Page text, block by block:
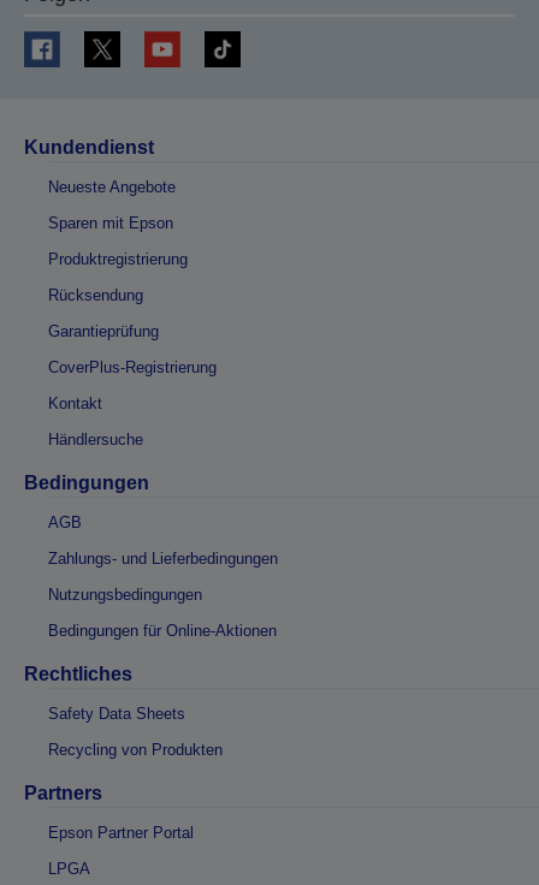
Kundendienst
Neueste Angebote
Sparen mit Epson
Produktregistrierung
Rücksendung
Garantieprüfung
CoverPlus-Registrierung
Kontakt
Händlersuche
Bedingungen
AGB
Zahlungs- und Lieferbedingungen
Nutzungsbedingungen
Bedingungen für Online-Aktionen
Rechtliches
Safety Data Sheets
Recycling von Produkten
Partners
Epson Partner Portal
LPGA